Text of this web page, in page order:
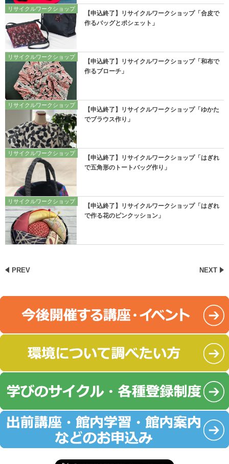
リサイクルワークショップ
【申込終了】リサイクルワークショップ「合皮で
作るバッグとポシェット」
リサイクルワークショップ
【申込終了】リサイクルワークショップ「和布で
作るブローチ」
リサイクルワークショップ
【申込終了】リサイクルワークショップ「ゆかた
でブラウス作り」
リサイクルワークショップ
【申込終了】リサイクルワークショップ「はぎれ
で五角形のトートバッグ作り」
リサイクルワークショップ
【申込終了】リサイクルワークショップ「はぎれ
で作る花のピンクッション」
PREV NEXT